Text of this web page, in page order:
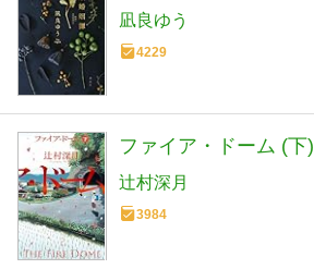
凪良ゆう
4229
ファイア・ドーム (下)
辻村深月
3984